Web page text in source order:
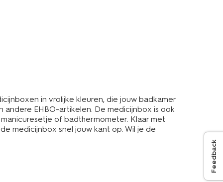
in vrolijke kleuren, die jouw badkamer
EHBO-artikelen. De medicijnbox is ook
of badthermometer. Klaar met
medicijnbox snel jouw kant op. Wil je de
Feedback